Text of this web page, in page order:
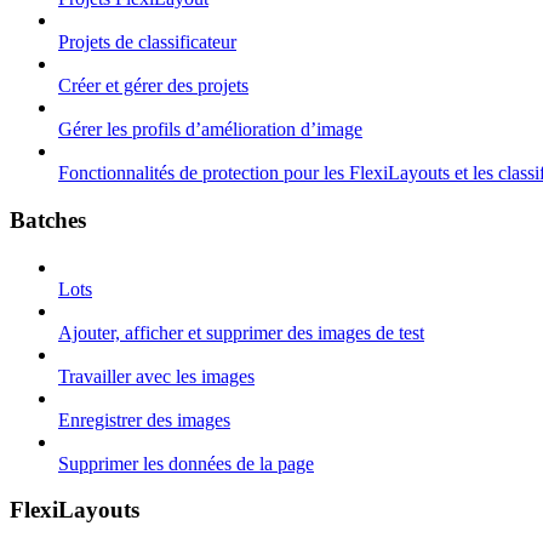
Projets de classificateur
Créer et gérer des projets
Gérer les profils d’amélioration d’image
Fonctionnalités de protection pour les FlexiLayouts et les
Batches
Lots
Ajouter, afficher et supprimer des images de test
Travailler avec les images
Enregistrer des images
Supprimer les données de la page
FlexiLayouts